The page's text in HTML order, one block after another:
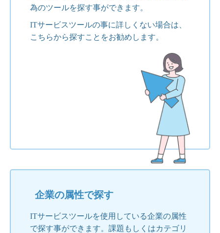
為のツールを探す事ができます。
ITサービスツールの事に詳しくない場合は、
こちらから探すことをお勧めします。
企業の属性で探す
ITサービスツールを使用している企業の属性
で探す事ができます。課題もしくはカテゴリ